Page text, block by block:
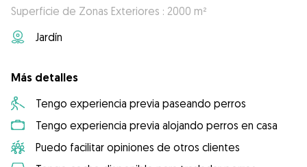
Superficie de Zonas Exteriores : 2000 m²
Jardín
Más detalles
Tengo experiencia previa paseando perros
Tengo experiencia previa alojando perros en casa
Puedo facilitar opiniones de otros clientes